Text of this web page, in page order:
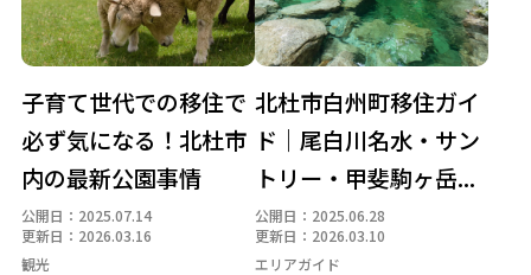
子育て世代での移住で
必ず気になる！北杜市
内の最新公園事情
公開日：2025.07.14
更新日：2026.03.16
観光
北杜市白州町移住ガイ
ド｜尾白川名水・サン
トリー・甲斐駒ヶ岳...
公開日：2025.06.28
更新日：2026.03.10
エリアガイド
自然体験
長坂エリア 防災・安心
須玉エリア
高根エリア